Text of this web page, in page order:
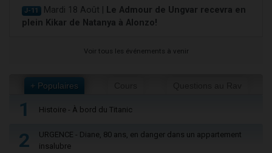
J-11 Mardi 18 Août |
Le Admour de Ungvar recevra en
plein Kikar de Natanya à Alonzo!
Voir tous les événements à venir
+ Populaires
1 Histoire - À bord du Titanic
2
URGENCE - Diane, 80 ans, en danger dans un appartement
insalubre